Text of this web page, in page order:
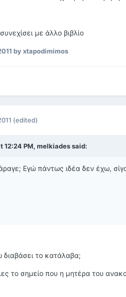
με άλλο βιβλίο
by xtapodimimos
(edited)
12:24 PM, melkiades said:
Εγώ πάντως ιδέα δεν έχω,
διαβάσει το κατάλαβα;
το σημείο που η μητέρα του